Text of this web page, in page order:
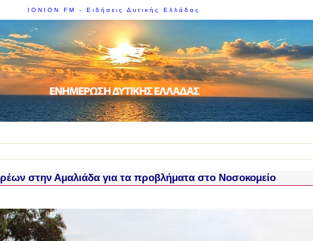
IONION FM - Ειδήσεις Δυτικής Ελλάδας
στην Αμαλιάδα για τα προβλήματα στο Νοσοκομείο